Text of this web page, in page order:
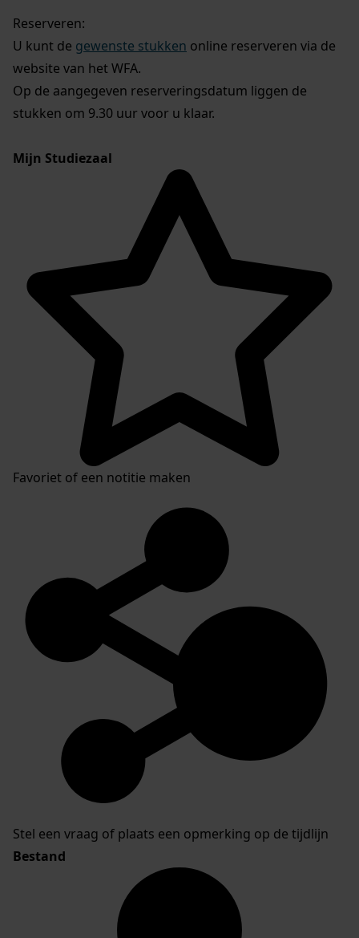
Reserveren:
U kunt de gewenste stukken online reserveren via de
website van het WFA.
Op de aangegeven reserveringsdatum liggen de
stukken om 9.30 uur voor u klaar.
Mijn Studiezaal
Favoriet of een notitie maken
Stel een vraag of plaats een opmerking op de tijdlijn
Bestand